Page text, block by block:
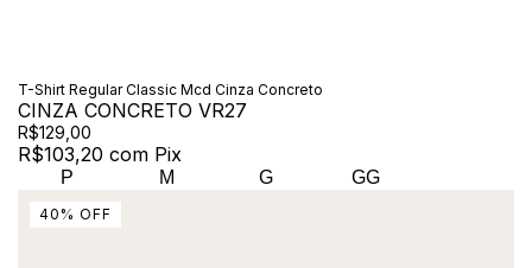
T-Shirt Regular Classic Mcd Cinza Concreto
CINZA CONCRETO VR27
R$129,00
R$103,20 com Pix
P M G GG
40 % OFF